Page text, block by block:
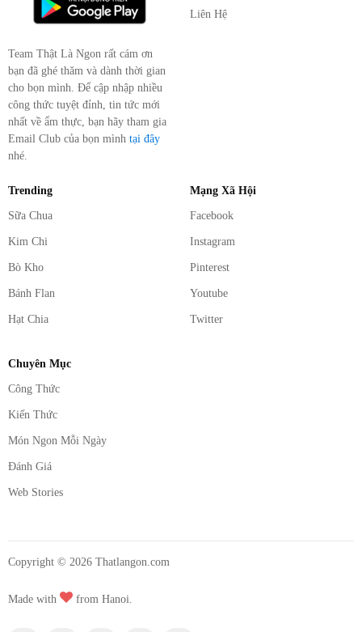
Team Thật Là Ngon rất cám ơn
bạn đã ghé thăm và dành thời gian
cho bọn mình. Để cập nhập nhiều
công thức tuyệt đỉnh, tin tức mới
nhất về ẩm thực, bạn hãy tham gia
Email Club của bọn mình tại đây
nhé.
Liên Hệ
Trending
Sữa Chua
Kim Chi
Bò Kho
Bánh Flan
Hạt Chia
Mạng Xã Hội
Facebook
Instagram
Pinterest
Youtube
Twitter
Chuyên Mục
Công Thức
Kiến Thức
Món Ngon Mỗi Ngày
Đánh Giá
Web Stories
Copyright © 2026 Thatlangon.com
Made with from Hanoi.